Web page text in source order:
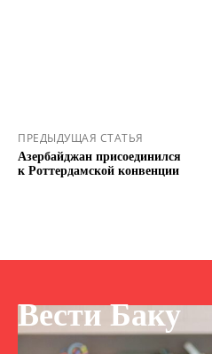
ПРЕДЫДУЩАЯ СТАТЬЯ
Азербайджан присоединился
к Роттердамской конвенции
Вести Баку